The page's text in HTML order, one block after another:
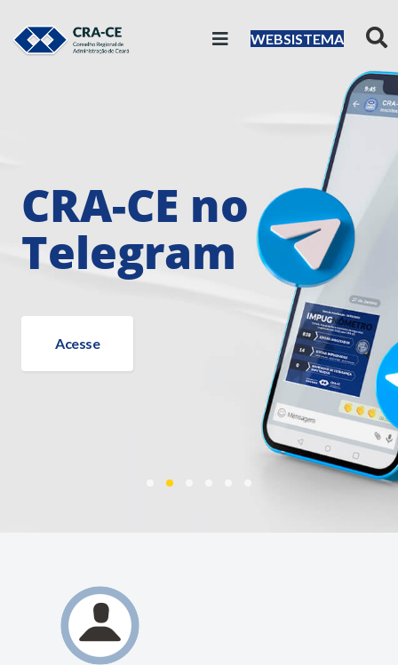
WEBSISTEMA
CRA-CE no
Telegram
Acesse